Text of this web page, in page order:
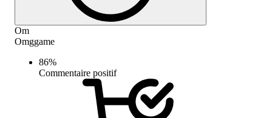
Om
Omggame
86%
Commentaire positif